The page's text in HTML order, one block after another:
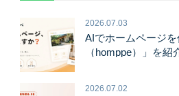
2026.07.03
AIでホームページ
（homppe）」を紹
2026.07.02